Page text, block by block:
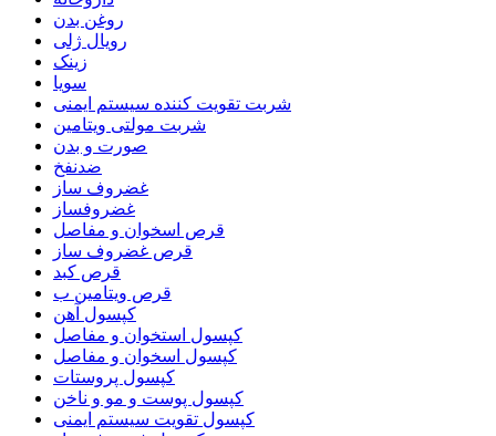
روغن بدن
رویال ژلی
زینک
سویا
شربت تقویت کننده سیستم ایمنی
شربت مولتی ویتامین
صورت و بدن
ضدنفخ
غضروف ساز
غضروفساز
قرص اسخوان و مفاصل
قرص غضروف ساز
قرص کبد
قرص ویتامین ب
کپسول آهن
کپسول استخوان و مفاصل
کپسول اسخوان و مفاصل
کپسول پروستات
کپسول پوست و مو و ناخن
کپسول تقویت سیستم ایمنی